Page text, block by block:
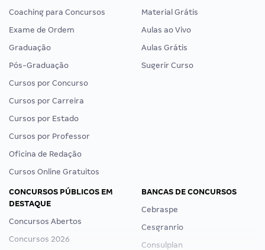
Coaching para Concursos
Exame de Ordem
Graduação
Pós-Graduação
Cursos por Concurso
Cursos por Carreira
Cursos por Estado
Cursos por Professor
Oficina de Redação
Cursos Online Gratuitos
Material Grátis
Aulas ao Vivo
Aulas Grátis
Sugerir Curso
CONCURSOS PÚBLICOS EM
DESTAQUE
Concursos Abertos
Concursos 2026
BANCAS DE CONCURSOS
Cebraspe
Cesgranrio
Consulplan